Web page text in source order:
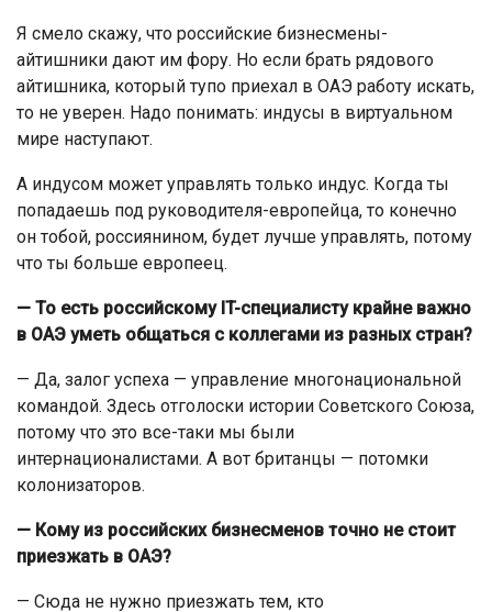
Я смело скажу, что российские бизнесмены-
айтишники дают им фору. Но если брать рядового
айтишника, который тупо приехал в ОАЭ работу искать,
то не уверен. Надо понимать: индусы в виртуальном
мире наступают.
А индусом может управлять только индус. Когда ты
попадаешь под руководителя-европейца, то конечно
он тобой, россиянином, будет лучше управлять, потому
что ты больше европеец.
— То есть российскому IT-специалисту крайне важно
в ОАЭ уметь общаться с коллегами из разных стран?
— Да, залог успеха — управление многонациональной
командой. Здесь отголоски истории Советского Союза,
потому что это все-таки мы были
интернационалистами. А вот британцы — потомки
колонизаторов.
— Кому из российских бизнесменов точно не стоит
приезжать в ОАЭ?
— Сюда не нужно приезжать тем, кто